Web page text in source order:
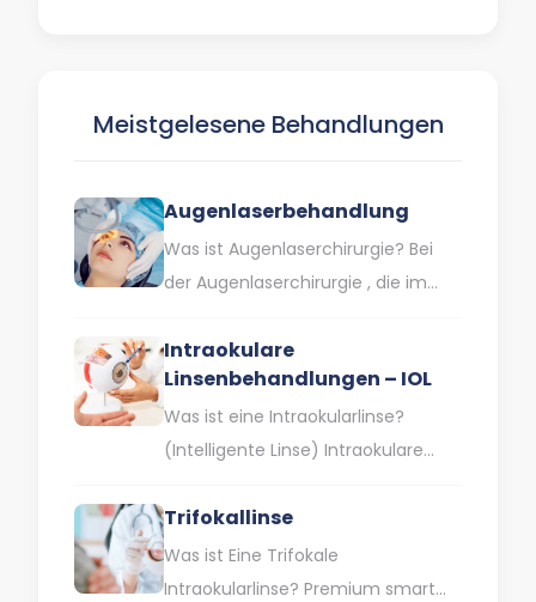
Meistgelesene Behandlungen
Augenlaserbehandlung
Was ist Augenlaserchirurgie? Bei
der Augenlaserchirurgie , die im
Augenlaserbehandlung bezeichnet
wird , wird die Hornhaut, die…
Intraokulare
Linsenbehandlungen – IOL
Was ist eine Intraokularlinse?
(Intelligente Linse) Intraokulare
gleichzeitig Lösungen für
verschiedene Sehschwächen wie
Kurzsichtigkeit, Weitsichtigkeit
Trifokallinse
Was ist Eine Trifokale
Intraokularlinse? Premium smart